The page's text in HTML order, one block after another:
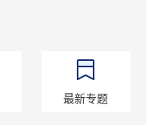
最新专题